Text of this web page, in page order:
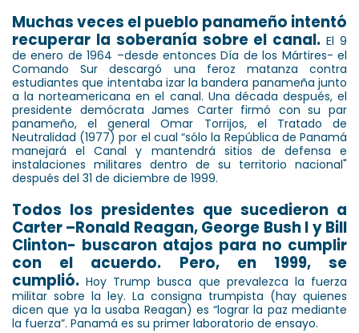
Muchas veces el pueblo panameño intentó
recuperar la soberanía sobre el canal. El 9
de enero de 1964 –desde entonces Día de los Mártires- el
Comando Sur descargó una feroz matanza contra
estudiantes que intentaba izar la bandera panameña junto
a la norteamericana en el canal. Una década después, el
presidente demócrata James Carter firmó con su par
panameño, el general Omar Torrijos, el Tratado de
Neutralidad (1977) por el cual “sólo la República de Panamá
manejará el Canal y mantendrá sitios de defensa e
instalaciones militares dentro de su territorio nacional"
después del 31 de diciembre de 1999.
Todos los presidentes que sucedieron a
Carter –Ronald Reagan, George Bush I y Bill
Clinton- buscaron atajos para no cumplir
con el acuerdo. Pero, en 1999, se
cumplió.Hoy Trump busca que prevalezca la fuerza
militar sobre la ley. La consigna trumpista (hay quienes
dicen que ya la usaba Reagan) es “lograr la paz mediante
la fuerza”. Panamá es su primer laboratorio de ensayo.